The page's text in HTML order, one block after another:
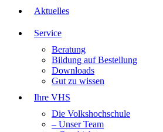
Aktuelles
Service
Beratung
Bildung auf Bestellung
Downloads
Gut zu wissen
Ihre VHS
Die Volkshochschule
– Unser Team